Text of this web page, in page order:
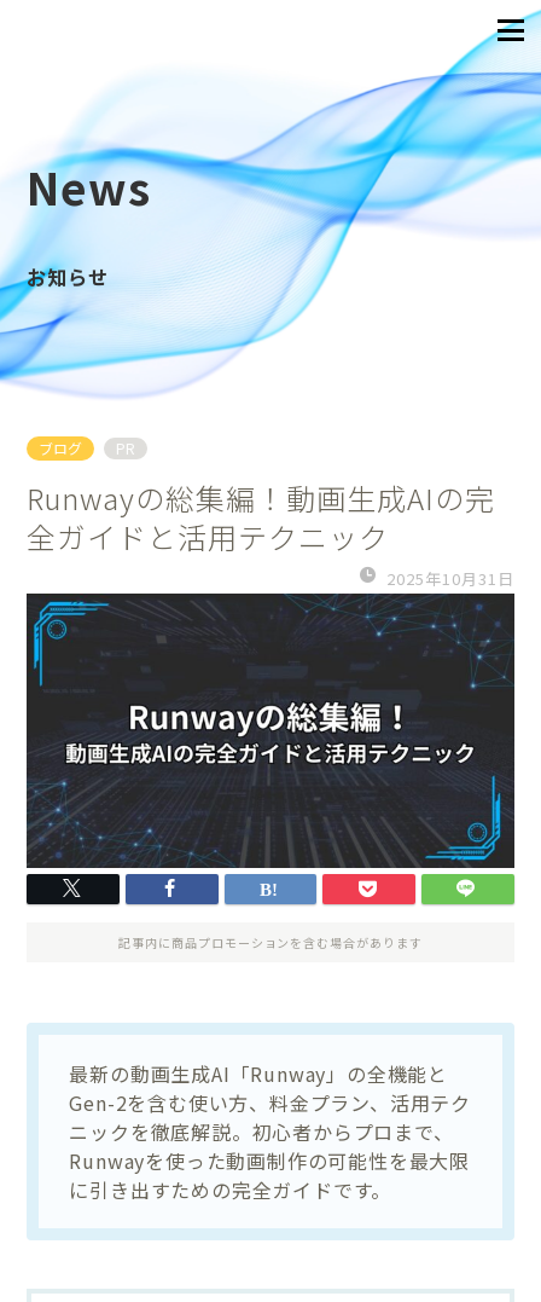
News
お知らせ
ブログ PR
Runwayの総集編！動画生成AIの完
全ガイドと活用テクニック
2025年10月31日
記事内に商品プロモーションを含む場合があります
最新の動画生成AI「Runway」の全機能と
Gen-2を含む使い方、料金プラン、活用テク
ニックを徹底解説。初心者からプロまで、
Runwayを使った動画制作の可能性を最大限
に引き出すための完全ガイドです。